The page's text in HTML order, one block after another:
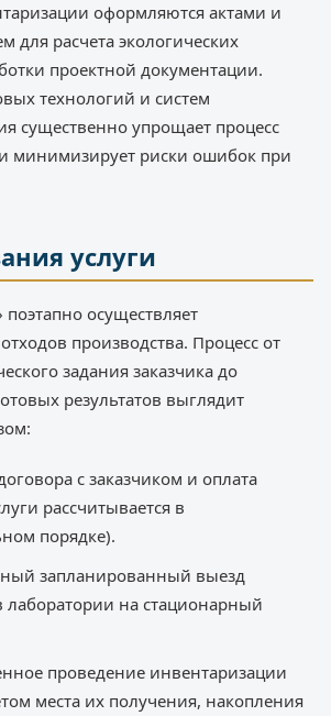
оформляются актами и
для расчета экологических
проектной документации.
технологий и систем
существенно упрощает процесс
минимизирует риски ошибок при
услуги
осуществляет
производства. Процесс от
задания заказчика до
результатов выглядит
с заказчиком и оплата
рассчитывается в
порядке).
запланированный выезд
лаборатории на стационарный
проведение инвентаризации
места их получения, накопления